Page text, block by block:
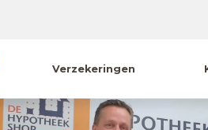
Verzekeringen